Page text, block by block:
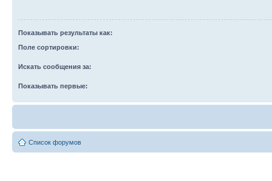
Показывать результаты как:
Поле сортировки:
Искать сообщения за:
Показывать первые:
Список форумов